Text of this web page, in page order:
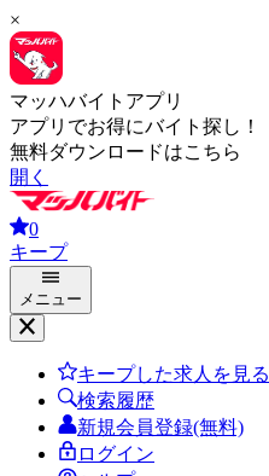
×
マッハバイトアプリ
アプリでお得にバイト探し！
無料ダウンロードはこちら
開く
0
キープ
メニュー
キープした求人を見る
検索履歴
新規会員登録(無料)
ログイン